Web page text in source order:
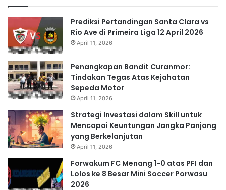
Prediksi Pertandingan Santa Clara vs
Rio Ave di Primeira Liga 12 April 2026
April 11, 2026
Penangkapan Bandit Curanmor:
Tindakan Tegas Atas Kejahatan
Sepeda Motor
April 11, 2026
Strategi Investasi dalam Skill untuk
Mencapai Keuntungan Jangka Panjang
yang Berkelanjutan
April 11, 2026
Forwakum FC Menang 1-0 atas PFI dan
Lolos ke 8 Besar Mini Soccer Porwasu
2026